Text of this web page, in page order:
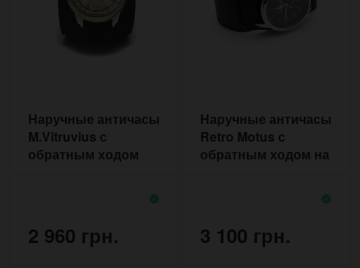
Наручные античасы
M.Vitruvius с
обратным ходом
2 960 грн.
Наручные античасы
Retro Motus с
обратным ходом на
3 100 грн.